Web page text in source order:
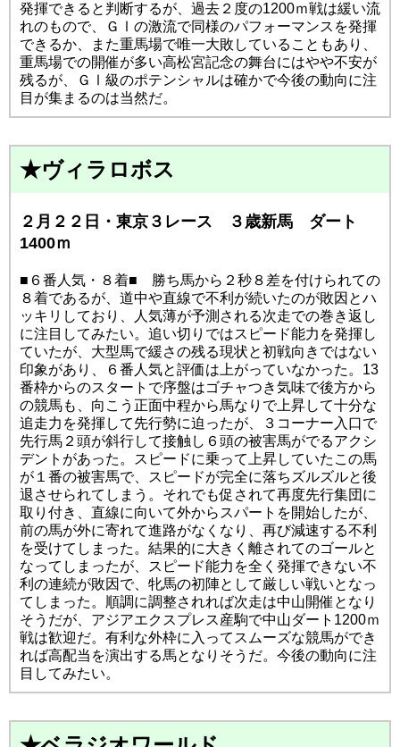
発揮できると判断するが、過去２度の1200ｍ戦は緩い流
れのもので、ＧⅠの激流で同様のパフォーマンスを発揮
できるか、また重馬場で唯一大敗していることもあり、
重馬場での開催が多い高松宮記念の舞台にはやや不安が
残るが、ＧⅠ級のポテンシャルは確かで今後の動向に注
目が集まるのは当然だ。
★ヴィラロボス
２月２２日・東京３レース ３歳新馬 ダート
1400ｍ
■６番人気・８着■ 勝ち馬から２秒８差を付けられての
８着であるが、道中や直線で不利が続いたのが敗因とハ
ッキリしており、人気薄が予測される次走での巻き返し
に注目してみたい。追い切りではスピード能力を発揮し
ていたが、大型馬で緩さの残る現状と初戦向きではない
印象があり、６番人気と評価は上がっていなかった。13
番枠からのスタートで序盤はゴチャつき気味で後方から
の競馬も、向こう正面中程から馬なりで上昇して十分な
追走力を発揮して先行勢に迫ったが、３コーナー入口で
先行馬２頭が斜行して接触し６頭の被害馬がでるアクシ
デントがあった。スピードに乗って上昇していたこの馬
が１番の被害馬で、スピードが完全に落ちズルズルと後
退させられてしまう。それでも促されて再度先行集団に
取り付き、直線に向いて外からスパートを開始したが、
前の馬が外に寄れて進路がなくなり、再び減速する不利
を受けてしまった。結果的に大きく離されてのゴールと
なってしまったが、スピード能力を全く発揮できない不
利の連続が敗因で、牝馬の初陣として厳しい戦いとなっ
てしまった。順調に調整されれば次走は中山開催となり
そうだが、アジアエクスプレス産駒で中山ダート1200ｍ
戦は歓迎だ。有利な外枠に入ってスムーズな競馬ができ
れば高配当を演出する馬となりそうだ。今後の動向に注
目してみたい。